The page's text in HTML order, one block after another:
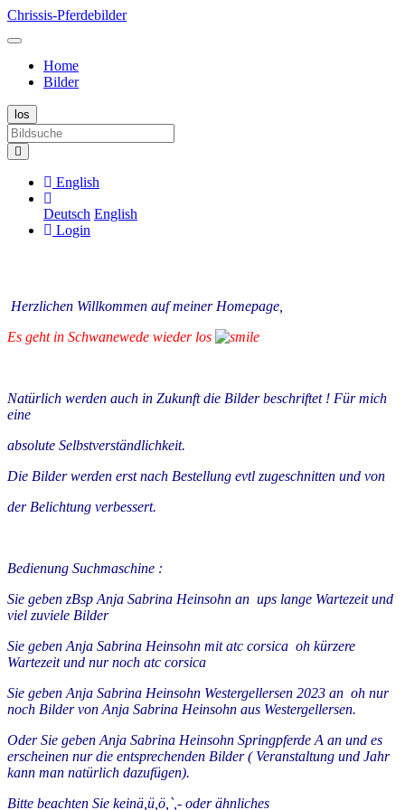
Chrissis-Pferdebilder
Home
Bilder
English
Deutsch English
Login
Herzlichen Willkommen auf meiner Homepage,
Es geht in Schwanewede wieder los
Natürlich werden auch in Zukunft die Bilder beschriftet ! Für mich
eine
absolute Selbstverständlichkeit.
Die Bilder werden erst nach Bestellung evtl zugeschnitten und von
der Belichtung verbessert.
Bedienung Suchmaschine :
Sie geben zBsp Anja Sabrina Heinsohn an ups lange Wartezeit und
viel zuviele Bilder
Sie geben Anja Sabrina Heinsohn mit atc corsica oh kürzere
Wartezeit und nur noch atc corsica
Sie geben Anja Sabrina Heinsohn Westergellersen 2023 an oh nur
noch Bilder von Anja Sabrina Heinsohn aus Westergellersen.
Oder Sie geben Anja Sabrina Heinsohn Springpferde A an und es
erscheinen nur die entsprechenden Bilder ( Veranstaltung und Jahr
kann man natürlich dazufügen).
Bitte beachten Sie keinä,ü,ö,`,- oder ähnliches